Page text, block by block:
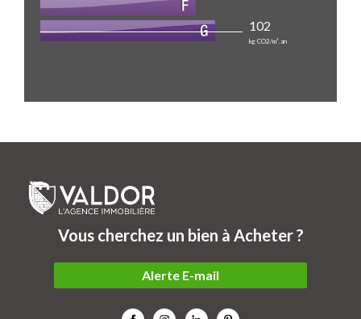
102
kg CO2/m².an
Vous cherchez un bien à Acheter ?
Alerte E-mail